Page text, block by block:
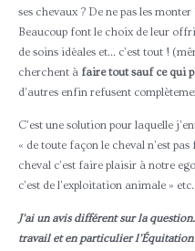
ses chevaux ? De ne pas les monter
Beaucoup font le choix de leur
de soins idéales et… c’est tout !
cherchent à faire tout sauf ce qui
d’autres enfin refusent
C’est une solution pour laquelle
« de toute façon le cheval n’est
cheval c’est faire plaisir à notre
c’est de l’exploitation animale » etc.
J’ai un avis différent sur la
travail et en particulier